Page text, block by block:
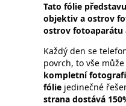
Tato fólie
objektiv a ostrov
ostrov fotoaparátu
Každý den se
povrch, to vše
kompletní
fólie jedinečné
strana dostává